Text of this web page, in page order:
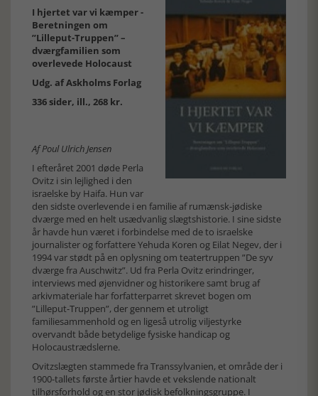
I hjertet var vi kæmper -
Beretningen om
”Lilleput-Truppen” –
dværgfamilien som
overlevede Holocaust
Udg. af Askholms Forlag
336 sider, ill., 268 kr.
Af Poul Ulrich Jensen
I efteråret 2001 døde Perla
Ovitz i sin lejlighed i den
israelske by Haifa. Hun var
den sidste overlevende i en familie af rumænsk-jødiske
dværge med en helt usædvanlig slægtshistorie. I sine sidste
år havde hun været i forbindelse med de to israelske
journalister og forfattere Yehuda Koren og Eilat Negev, der i
1994 var stødt på en oplysning om teatertruppen ”De syv
dværge fra Auschwitz”. Ud fra Perla Ovitz erindringer,
interviews med øjenvidner og historikere samt brug af
arkivmateriale har forfatterparret skrevet bogen om
”Lilleput-Truppen”, der gennem et utroligt
familiesammenhold og en ligeså utrolig viljestyrke
overvandt både betydelige fysiske handicap og
Holocaustrædslerne.
Ovitzslægten stammede fra Transsylvanien, et område der i
1900-tallets første årtier havde et vekslende nationalt
tilhørsforhold og en stor jødisk befolkningsgruppe. I